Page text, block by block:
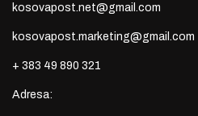
kosovapost.net@gmail.com
kosovapost.marketing@gmail.com
+ 383 49 890 321
Adresa: